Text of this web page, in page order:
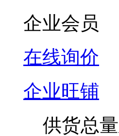
企业会员
在线询价
企业旺铺
供货总量